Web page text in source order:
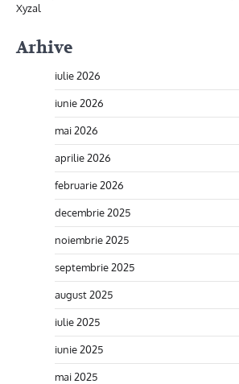
Xyzal
Arhive
iulie 2026
iunie 2026
mai 2026
aprilie 2026
februarie 2026
decembrie 2025
noiembrie 2025
septembrie 2025
august 2025
iulie 2025
iunie 2025
mai 2025